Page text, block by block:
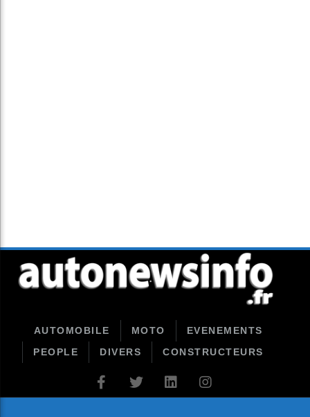
AUTOMOBILE MOTO
EVENEMENTS
PEOPLE
DIVERS CONSTRUCTEURS